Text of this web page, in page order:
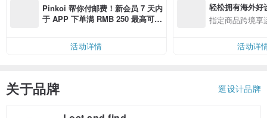
Pinkoi 帮你付邮费！新会员 7 天内
于 APP 下单满 RMB 250 最高可折
活动详情
轻松拥有海外好
指定商品跨境享
活动详
关于品牌 逛设计品牌